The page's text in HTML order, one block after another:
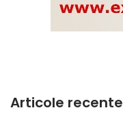
Articole recente